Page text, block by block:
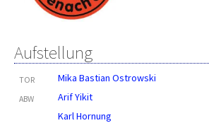
Aufstellung
TOR Mika Bastian Ostrowski
ABW
Arif Yikit
Karl Hornung